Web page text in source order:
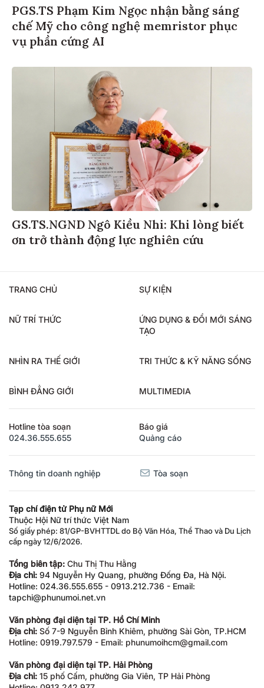
PGS.TS Phạm Kim Ngọc nhận bằng sáng
chế Mỹ cho công nghệ memristor phục
vụ phần cứng AI
GS.TS.NGND Ngô Kiều Nhi: Khi lòng biết
ơn trở thành động lực nghiên cứu
TRANG CHỦ SỰ KIỆN
NỮ TRÍ THỨC
ỨNG DỤNG & ĐỔI MỚI SÁNG
TẠO
NHÌN RA THẾ GIỚI TRI THỨC & KỸ NĂNG SỐNG
BÌNH ĐẲNG GIỚI MULTIMEDIA
Hotline tòa soạn
024.36.555.655
Báo giá
Quảng cáo
Thông tin doanh nghiệp Tòa soạn
Tạp chí điện tử Phụ nữ Mới
Thuộc Hội Nữ trí thức Việt Nam
Số giấy phép: 81/GP-BVHTTDL do Bộ Văn Hóa, Thể Thao và Du Lịch
cấp ngày 12/6/2026.
Tổng biên tập: Chu Thị Thu Hằng
Địa chỉ: 94 Nguyễn Hy Quang, phường Đống Đa, Hà Nội.
Hotline: 024.36.555.655 - 0913.212.736 - Email:
tapchi@phunumoi.net.vn
Văn phòng đại diện tại TP. Hồ Chí Minh
Địa chỉ: Số 7-9 Nguyễn Bỉnh Khiêm, phường Sài Gòn, TP.HCM
Hotline: 0919.797.579 - Email: phunumoihcm@gmail.com
Văn phòng đại diện tại TP. Hải Phòng
Địa chỉ: 15 phố Cấm, phường Gia Viên, TP Hải Phòng
Hotline: 0913.242.977